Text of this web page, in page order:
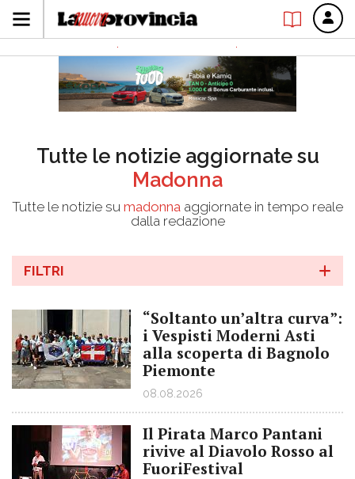
Tutte le notizie aggiornate su
Madonna
Tutte le notizie su madonna aggiornate in tempo reale
dalla redazione
FILTRI
“Soltanto un’altra curva”:
i Vespisti Moderni Asti
alla scoperta di Bagnolo
Piemonte
08.08.2026
Il Pirata Marco Pantani
rivive al Diavolo Rosso al
FuoriFestival